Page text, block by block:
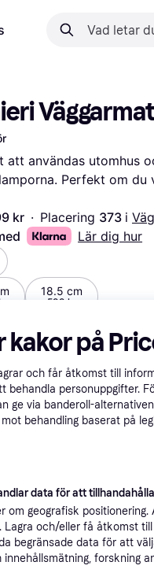
att användas utomhus
Perfekt om
kr · Placering 373 i
Lär dig hur
18.5 cm
599 kr
kakor på
och får åtkomst till
behandla personuppgifter.
ge via banderoll-
behandling baserat på
data för att tillhandahålla
om geografisk
Lagra och/eller få åtkomst
begränsade data för att
forskning